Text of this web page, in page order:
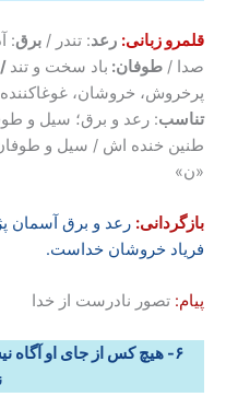
قلمرو زبانی: رعد: تندر / برق:
صدا / طوفان: باد سخت و تند
پرخروش، خروشان،
تناسب: رعد و برق؛ سیل و
طنین خنده اش / سیل و طوفان
«ن»
بازگردانی: رعد و برق آسمان
فریاد خروشان خداست.
پیام: تصور نادرست از خدا
۶- هیچ کس از جای او